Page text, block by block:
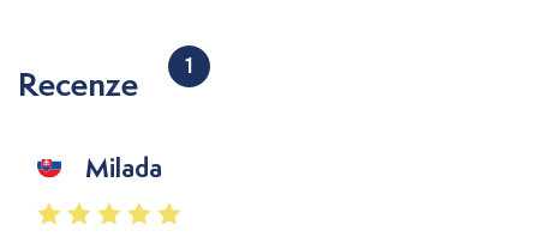
Recenze 1
Milada